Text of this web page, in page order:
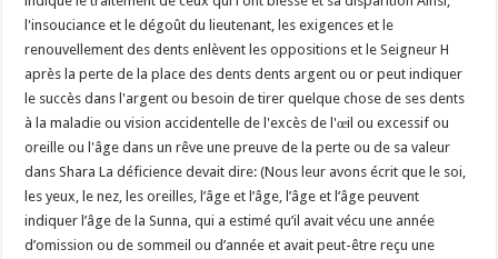
l'insouciance et le dégoût du lieutenant, les exigences et le
renouvellement des dents enlèvent les oppositions et le Seigneur H
après la perte de la place des dents dents argent ou or peut indiquer
le succès dans l'argent ou besoin de tirer quelque chose de ses dents
à la maladie ou vision accidentelle de l'excès de l'œil ou excessif ou
oreille ou l'âge dans un rêve une preuve de la perte ou de sa valeur
dans Shara La déficience devait dire: (Nous leur avons écrit que le soi,
les yeux, le nez, les oreilles, l’âge et l’âge, l’âge et l’âge peuvent
indiquer l’âge de la Sunna, qui a estimé qu’il avait vécu une année
d’omission ou de sommeil ou d’année et avait peut-être reçu une